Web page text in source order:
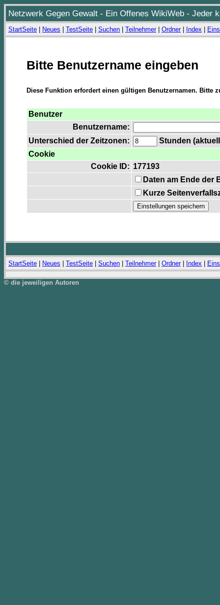
Netzwerk Gegen Gewalt - Ein Offenes WikiWeb - Jeder
StartSeite Neues TestSeite Suchen Teilnehmer| Ordner| Index
Bitte Benutzername eingeben
Diese Funktion erfordert einen gültigen Benutzernamen. Bitte
Benutzer
Benutzername:
Unterschied der Zeitzonen:
Stunden
Cookie
Cookie ID: 177193
Daten am Ende der
Kurze
StartSeite Neues TestSeite Suchen Teilnehmer| Ordner| Index
© die jeweiligen Autoren